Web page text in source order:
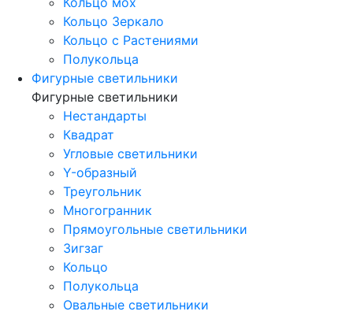
Кольцо Зеркало
Кольцо с Растениями
Полукольца
Фигурные светильники
Фигурные светильники
Нестандарты
Квадрат
Угловые светильники
Y-образный
Треугольник
Многогранник
Прямоугольные светильники
Зигзаг
Кольцо
Полукольца
Овальные светильники